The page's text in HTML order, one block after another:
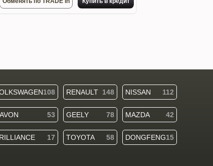
108 RENAULT 148 NISSAN 112
53 GEELY 78 MAZDA 42
17 TOYOTA 58 DONGFENG15